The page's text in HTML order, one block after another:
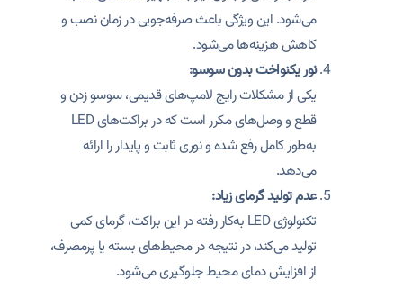
می‌شود. این ویژگی باعث صرفه‌جویی در زمان نصب و
کاهش هزینه‌ها می‌شود.
نور یکنواخت بدون سوسو:
یکی از مشکلات رایج لامپ‌های قدیمی، سوسو زدن و
قطع و وصل‌های مکرر است که در براکت‌های LED
به‌طور کامل رفع شده و نوری ثابت و پایدار را ارائه
می‌دهد.
عدم تولید گرمای زیاد:
تکنولوژی LED به‌کار رفته در این براکت، گرمای کمی
تولید می‌کند، در نتیجه در محیط‌های بسته یا پرمصرف،
از افزایش دمای محیط جلوگیری می‌شود.